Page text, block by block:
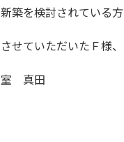
築を検討されている
せていただいたＦ様
室 真田